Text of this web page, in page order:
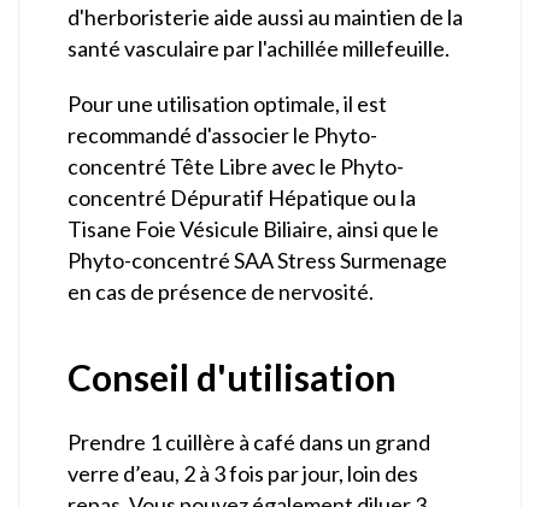
d'herboristerie aide aussi au maintien de la
santé vasculaire par l'achillée millefeuille.
Pour une utilisation optimale, il est
recommandé d'associer le Phyto-
concentré Tête Libre avec le Phyto-
concentré Dépuratif Hépatique ou la
Tisane Foie Vésicule Biliaire, ainsi que le
Phyto-concentré SAA Stress Surmenage
en cas de présence de nervosité.
Conseil d'utilisation
Prendre 1 cuillère à café dans un grand
verre d’eau, 2 à 3 fois par jour, loin des